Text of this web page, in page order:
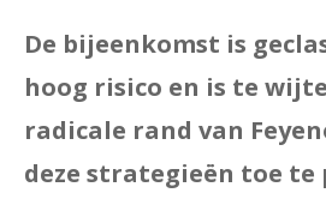
De bijeenkomst is
hoog risico en is te
radicale rand van
deze strategieën toe te